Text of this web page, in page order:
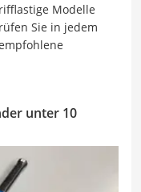
Modelle
Sie in jedem
unter 10